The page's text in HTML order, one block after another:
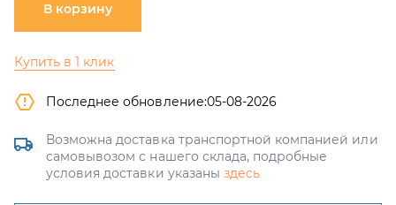
В корзину
Купить в 1 клик
Последнее обновление:05-08-2026
Возможна доставка транспортной компанией или
самовывозом с нашего склада, подробные
условия доставки указаны здесь